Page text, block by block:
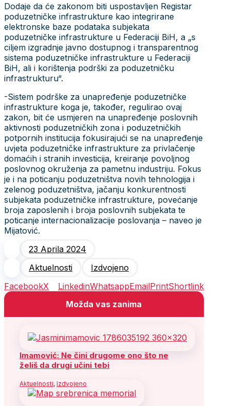
Dodaje da će zakonom biti uspostavljen Registar
poduzetničke infrastrukture kao integrirane
elektronske baze podataka subjekata
poduzetničke infrastrukture u Federaciji BiH, a „s
ciljem izgradnje javno dostupnog i transparentnog
sistema poduzetničke infrastrukture u Federaciji
BiH, ali i korištenja podrški za poduzetničku
infrastrukturu“.
-Sistem podrške za unapređenje poduzetničke
infrastrukture koga je, također, regulirao ovaj
zakon, bit će usmjeren na unapređenje poslovnih
aktivnosti poduzetničkih zona i poduzetničkih
potpornih institucija fokusirajući se na unapređenje
uvjeta poduzetničke infrastrukture za privlačenje
domaćih i stranih investicija, kreiranje povoljnog
poslovnog okruženja za pametnu industriju. Fokus
je i na poticanju poduzetništva novih tehnologija i
zelenog poduzetništva, jačanju konkurentnosti
subjekata poduzetničke infrastrukture, povećanje
broja zaposlenih i broja poslovnih subjekata te
poticanje internacionalizacije poslovanja – naveo je
Mijatović.
23 Aprila 2024
Aktuelnosti
Izdvojeno
FacebookX LinkedinWhatsappEmailPrintShortlink
Možda vas zanima
Imamović: Ne čini drugome ono što ne
želiš da drugi učini tebi
Aktuelnosti, Izdvojeno